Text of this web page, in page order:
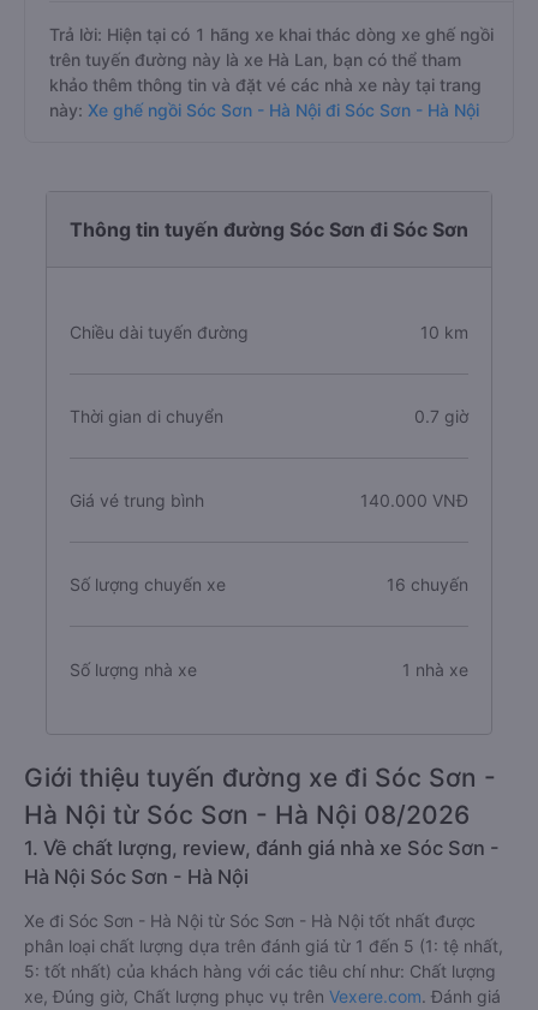
Trả lời: Hiện tại có 1 hãng xe khai thác dòng xe ghế ngồi
trên tuyến đường này là xe Hà Lan, bạn có thể tham
khảo thêm thông tin và đặt vé các nhà xe này tại trang
này: Xe ghế ngồi Sóc Sơn - Hà Nội đi Sóc Sơn - Hà Nội
Thông tin tuyến đường Sóc Sơn đi Sóc Sơn
Chiều dài tuyến đường 10 km
Thời gian di chuyển 0.7 giờ
Giá vé trung bình 140.000 VNĐ
Số lượng chuyến xe 16 chuyến
Số lượng nhà xe 1 nhà xe
Giới thiệu tuyến đường xe đi Sóc Sơn -
Hà Nội từ Sóc Sơn - Hà Nội 08/2026
1. Về chất lượng, review, đánh giá nhà xe Sóc Sơn -
Hà Nội Sóc Sơn - Hà Nội
Xe đi Sóc Sơn - Hà Nội từ Sóc Sơn - Hà Nội tốt nhất được
phân loại chất lượng dựa trên đánh giá từ 1 đến 5 (1: tệ nhất,
5: tốt nhất) của khách hàng với các tiêu chí như: Chất lượng
xe, Đúng giờ, Chất lượng phục vụ trên Vexere.com. Đánh giá